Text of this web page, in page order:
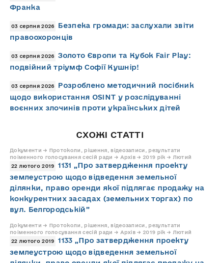
Франка
03 серпня 2026
Безпека громади: заслухали звіти
правоохоронців
03 серпня 2026
Золото Європи та Кубок Fair Play:
подвійний тріумф Софії Кушнір!
03 серпня 2026
Розроблено методичний посібник
щодо використання OSINT у розслідуванні
воєнних злочинів проти українських дітей
СХОЖІ СТАТТІ
Документи → Протоколи, рішення, відеозаписи, результати
поіменного голосування сесій ради → Архів → 2019 рік → Лютий
22 лютого 2019
1131 „Про затвердження проекту
землеустрою щодо відведення земельної
ділянки, право оренди якої підлягає продажу на
конкурентних засадах (земельних торгах) по
вул. Белгородській”
Документи → Протоколи, рішення, відеозаписи, результати
поіменного голосування сесій ради → Архів → 2019 рік → Лютий
22 лютого 2019
1133 „Про затвердження проекту
землеустрою щодо відведення земельної